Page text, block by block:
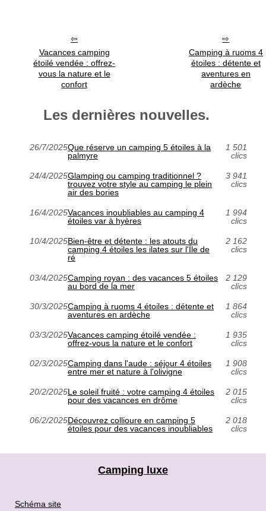
Vacances camping
étoilé vendée : offrez-
vous la nature et le
confort
Camping à ruoms 4
étoiles : détente et
aventures en
ardèche
Les dernières nouvelles.
26/7/2025Que réserve un camping 5 étoiles à la
palmyre
1 501
clics
24/4/2025Glamping ou camping traditionnel ?
trouvez votre style au camping le plein
air des bories
3 941
clics
16/4/2025Vacances inoubliables au camping 4
étoiles var à hyères
1 994
clics
10/4/2025Bien-être et détente : les atouts du
camping 4 étoiles les ilates sur l'Île de
ré
2 162
clics
03/4/2025Camping royan : des vacances 5 étoiles
au bord de la mer
2 129
clics
30/3/2025Camping à ruoms 4 étoiles : détente et
aventures en ardèche
1 864
clics
03/3/2025Vacances camping étoilé vendée :
offrez-vous la nature et le confort
1 935
clics
02/3/2025Camping dans l'aude : séjour 4 étoiles
entre mer et nature à l'olivigne
1 908
clics
20/2/2025Le soleil fruité : votre camping 4 étoiles
pour des vacances en drôme
2 015
clics
06/2/2025Découvrez collioure en camping 5
étoiles pour des vacances inoubliables
2 018
clics
Camping luxe
Schéma site